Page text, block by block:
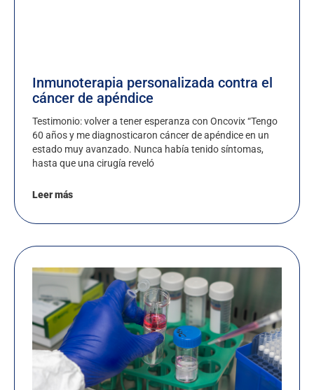
Inmunoterapia personalizada contra el
cáncer de apéndice
Testimonio: volver a tener esperanza con Oncovix “Tengo
60 años y me diagnosticaron cáncer de apéndice en un
estado muy avanzado. Nunca había tenido síntomas,
hasta que una cirugía reveló
Leer más